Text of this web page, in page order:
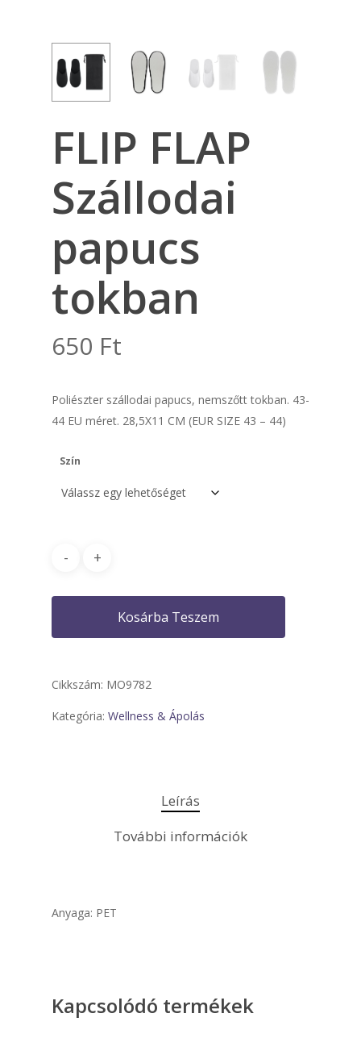
FLIP FLAP
Szállodai
papucs
tokban
650 Ft
Poliészter szállodai papucs, nemszőtt tokban. 43-
44 EU méret. 28,5X11 CM (EUR SIZE 43 – 44)
Szín
Kosárba Teszem
Cikkszám: MO9782
Kategória: Wellness & Ápolás
Leírás
További információk
Anyaga: PET
Kapcsolódó termékek